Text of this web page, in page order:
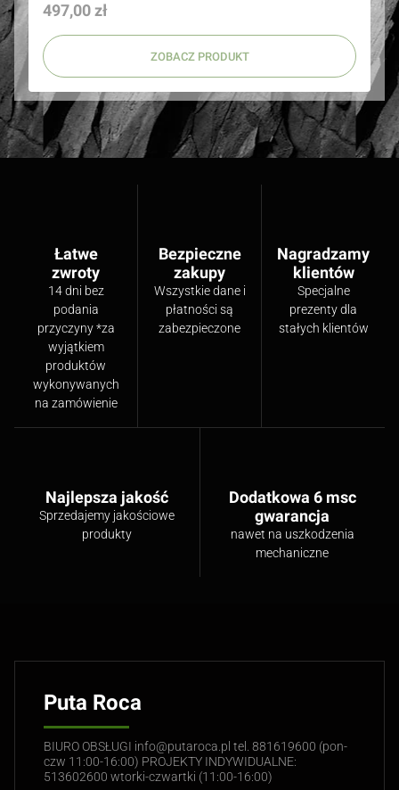
Cena
497,00 zł
ZOBACZ PRODUKT
Łatwe
zwroty
14 dni bez
podania
przyczyny *za
wyjątkiem
produktów
wykonywanych
na zamówienie
Bezpieczne
zakupy
Wszystkie dane i
płatności są
zabezpieczone
Nagradzamy
klientów
Specjalne
prezenty dla
stałych klientów
Najlepsza jakość
Sprzedajemy jakościowe
produkty
Dodatkowa 6 msc
gwarancja
nawet na uszkodzenia
mechaniczne
Puta Roca
BIURO OBSŁUGI info@putaroca.pl tel. 881619600 (pon-
czw 11:00-16:00) PROJEKTY INDYWIDUALNE:
513602600 wtorki-czwartki (11:00-16:00)